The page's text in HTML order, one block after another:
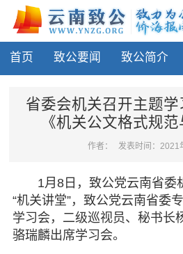
网站导航
首页
致公要闻
致公简介
专题活动
履行职责
首页 致公要闻 致公简介
省委会机关召开主题
《机关公文格式规
作者： 发表时间：2021
1月8日，致公党云南省委
“机关讲堂”，致公党云南省委
学习会，二级巡视员、秘书长
骆瑞麟出席学习会。